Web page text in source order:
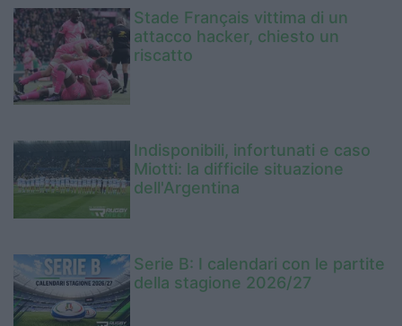
Stade Français vittima di un
attacco hacker, chiesto un
riscatto
Indisponibili, infortunati e caso
Miotti: la difficile situazione
dell'Argentina
Serie B: I calendari con le partite
della stagione 2026/27